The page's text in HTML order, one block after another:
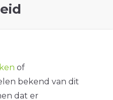
of
bekend van dit
dat er